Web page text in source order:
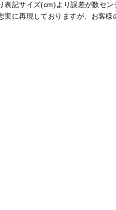
記サイズ(cm)より誤差が数セン
に再現しておりますが、お客